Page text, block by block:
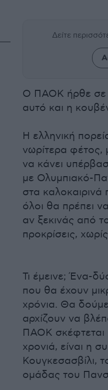
Δείτε
Ο ΠΑΟΚ ήρθε σε
αυτό και η
Η ελληνική
νωρίτερα φέτος,
να κάνει
με Ολυμπιακό-
στα καλοκαιρινά
όλοι θα πρέπει
αν ξεκινάς από
προκρίσεις,
Τι έμεινε; Ένα-
που θα έχουν
χρόνια. Θα
αρχίζουν να
ΠΑΟΚ σκέφτεται
χρονιά, είναι η
Κουγκεσασβίλι,
ομάδας του